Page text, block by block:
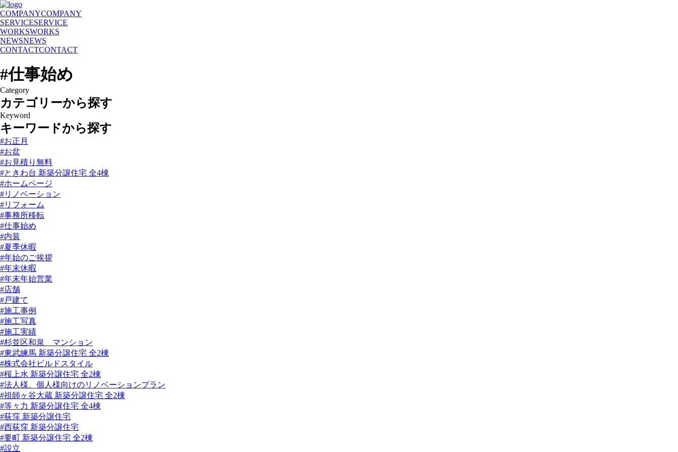
COMPANYCOMPANY
SERVICESERVICE
WORKSWORKS
NEWSNEWS
CONTACTCONTACT
#仕事始め
Category
カテゴリーから探す
Keyword
キーワードから探す
#お正月
#お盆
#お見積り無料
#ときわ台 新築分譲住宅 全4棟
#ホームページ
#リノベーション
#リフォーム
#事務所移転
#仕事始め
#内装
#夏季休暇
#年始のご挨拶
#年末休暇
#年末年始営業
#店舗
#戸建て
#施工事例
#施工写真
#施工実績
#杉並区和泉 マンション
#東武練馬 新築分譲住宅 全2棟
#株式会社ビルドスタイル
#桜上水 新築分譲住宅 全2棟
#法人様、個人様向けのリノベーションプラン
#祖師ヶ谷大蔵 新築分譲住宅 全2棟
#等々力 新築分譲住宅 全4棟
#荻窪 新築分譲住宅
#西荻窪 新築分譲住宅
#要町 新築分譲住宅 全2棟
#設立